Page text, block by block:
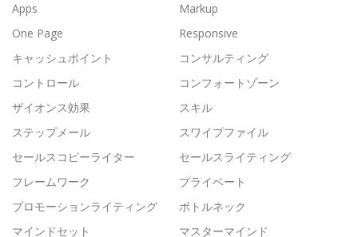
Apps
Markup
One Page
Responsive
キャッシュポイント
コンサルティング
コントロール
コンフォートゾーン
ザイオンス効果
スキル
ステップメール
スワイプファイル
セールスコピーライター
セールスライティング
フレームワーク
プライベート
プロモーションライティング
ボトルネック
マインドセット
マスターマインド